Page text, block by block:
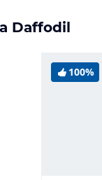
Daffodil
100%